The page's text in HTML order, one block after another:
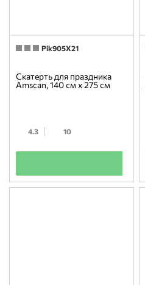
Pik905X21
Скатерть для праздника
Amscan, 140 см х 275 см
4.3 10